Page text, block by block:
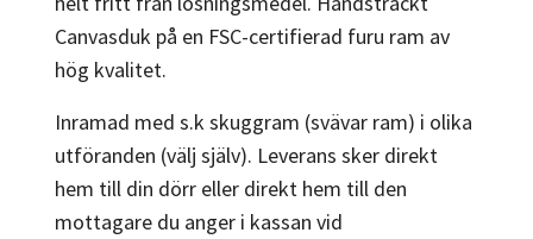
Canvasduk på en FSC-certifierad furu ram av
hög kvalitet.
Inramad med s.k skuggram (svävar ram) i olika
utföranden (välj själv). Leverans sker direkt
hem till din dörr eller direkt hem till den
mottagare du anger i kassan vid